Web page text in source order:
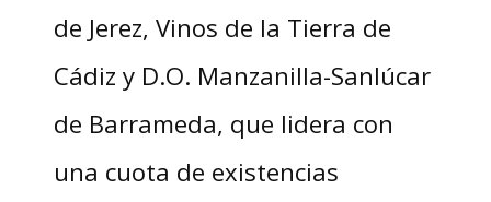
de Jerez, Vinos de la Tierra de
Cádiz y D.O. Manzanilla-Sanlúcar
de Barrameda, que lidera con
una cuota de existencias